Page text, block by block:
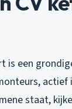
is een
staat,